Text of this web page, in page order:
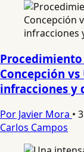
Concepción
infracciones y
Por Javier Mora •
Carlos Campos